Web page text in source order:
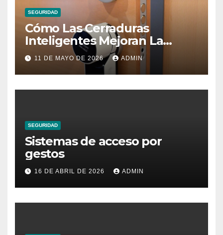
SEGURIDAD
Cómo Las Cerraduras
Inteligentes Mejoran La
Seguridad Del Hogar
11 DE MAYO DE 2026 ADMIN
SEGURIDAD
Sistemas de acceso por
gestos
16 DE ABRIL DE 2026 ADMIN